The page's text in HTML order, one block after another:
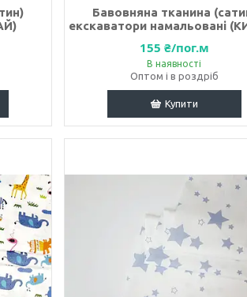
Бавовняна тканина
екскаватори намальовані
155 ₴/пог.м
В наявності
Оптом і в роздріб
Купити